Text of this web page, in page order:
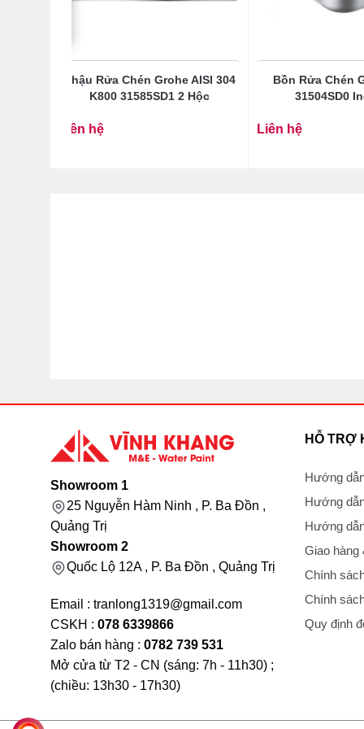
Chậu Rửa Chén Grohe AISI 304
K800 31585SD1 2 Hộc
Liên hệ
Bồn Rửa Chén
31504SD0
Liên hệ
Showroom 1
25 Nguyễn Hàm Ninh , P. Ba Đồn ,
Quảng Trị
Showroom 2
Quốc Lộ 12A , P. Ba Đồn , Quảng Trị
Email : tranlong1319@gmail.com
CSKH : 078 6339866
Zalo bán hàng : 0782 739 531
Mở cửa từ T2 - CN (sáng: 7h - 11h30) ;
(chiều: 13h30 - 17h30)
HỖ TRỢ
Hướng
Hướng
Hướng
Giao hàng
Chính
Chính
Quy định